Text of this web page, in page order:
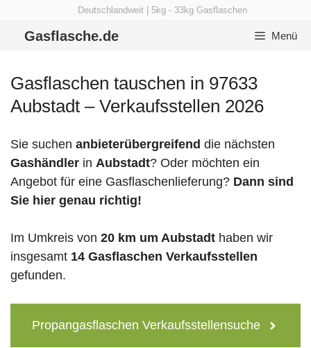
Deutschlandweit | 5kg - 33kg Gasflaschen
Gasflasche.de Menü
Gasflaschen tauschen in 97633
Aubstadt – Verkaufsstellen 2026
Sie suchen anbieterübergreifend die nächsten
Gashändler in Aubstadt? Oder möchten ein
Angebot für eine Gasflaschenlieferung? Dann sind
Sie hier genau richtig!
Im Umkreis von 20 km um Aubstadt haben wir
insgesamt 14 Gasflaschen Verkaufsstellen
gefunden.
Propangasflaschen Verkaufsstellensuche